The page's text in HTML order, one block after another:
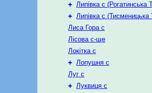
+ Липівка с (Рогатинська
+ Липівка с (Тисменицька
Лиса Гора с
Лісова с-ще
Локітка с
+ Лопушня с
Луг с
+ Луквиця с